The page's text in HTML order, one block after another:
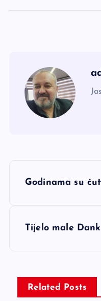
NGodinama su
Tijelo male
Related Posts